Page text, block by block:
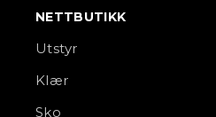
NETTBUTIKK
Utstyr
Klær
Sko